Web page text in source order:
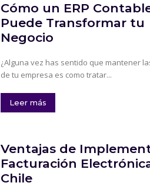
Cómo un ERP
Puede Transformar tu
Negocio
¿Alguna vez has sentido que mantener
de tu empresa es como tratar...
Leer más
Ventajas de
Facturación
Chile